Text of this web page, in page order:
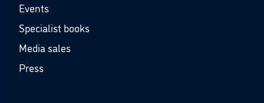
Events
Specialist books
Media sales
Press